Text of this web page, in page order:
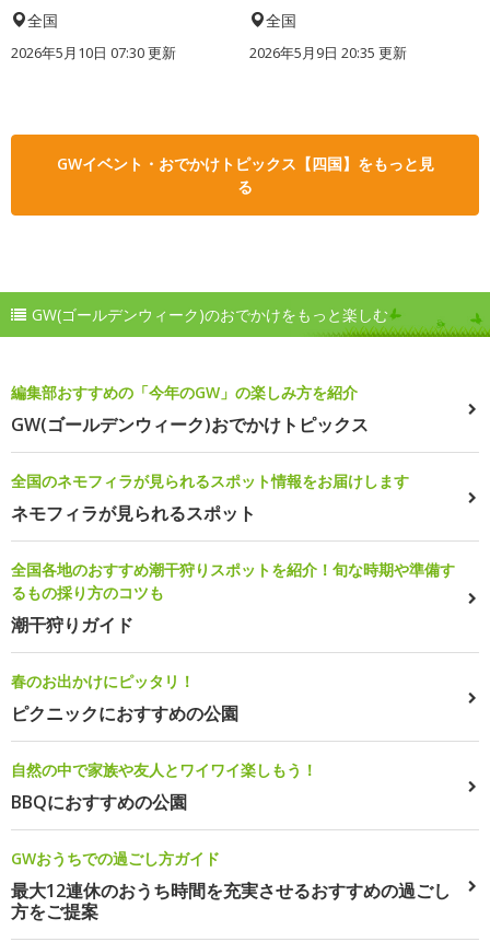
全国
2026年5月10日 07:30 更新
全国
2026年5月9日 20:35 更新
GWイベント・おでかけトピックス【四国】をもっと見
る
GW(ゴールデンウィーク)のおでかけをもっと楽しむ
編集部おすすめの「今年のGW」の楽しみ方を紹介
GW(ゴールデンウィーク)おでかけトピックス
全国のネモフィラが見られるスポット情報をお届けします
ネモフィラが見られるスポット
全国各地のおすすめ潮干狩りスポットを紹介！旬な時期や準備す
るもの採り方のコツも
潮干狩りガイド
春のお出かけにピッタリ！
ピクニックにおすすめの公園
自然の中で家族や友人とワイワイ楽しもう！
BBQにおすすめの公園
GWおうちでの過ごし方ガイド
最大12連休のおうち時間を充実させるおすすめの過ごし
方をご提案